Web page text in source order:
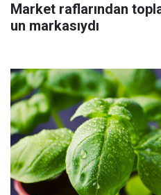
Market raflarından
un markasıydı